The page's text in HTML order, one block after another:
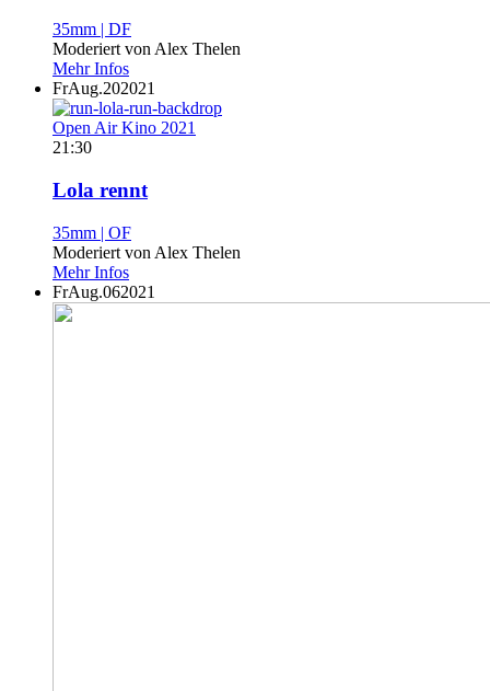
35mm | DF
Moderiert von Alex Thelen
Mehr Infos
FrAug.202021
Open Air Kino 2021
21:30
Lola rennt
35mm | OF
Moderiert von Alex Thelen
Mehr Infos
FrAug.062021